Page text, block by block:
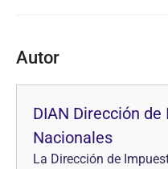
Autor
DIAN Dirección
Nacionales
La Dirección de